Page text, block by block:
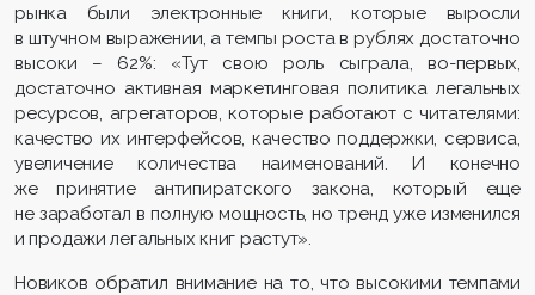
рынка были электронные книги, которые выросли
в штучном выражении, а темпы роста в рублях достаточно
высоки – 62%: «Тут свою роль сыграла, во-первых,
достаточно активная маркетинговая политика легальных
ресурсов, агрегаторов, которые работают с читателями:
качество их интерфейсов, качество поддержки, сервиса,
увеличение количества наименований. И конечно
же принятие антипиратского закона, который еще
не заработал в полную мощность, но тренд уже изменился
и продажи легальных книг растут».
Новиков обратил внимание на то, что высокими темпами